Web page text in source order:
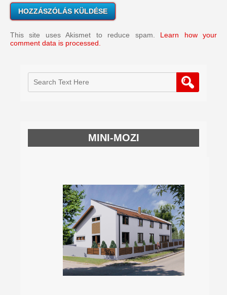
This site uses Akismet to reduce spam. Learn how your
comment data is processed.
MINI-MOZI